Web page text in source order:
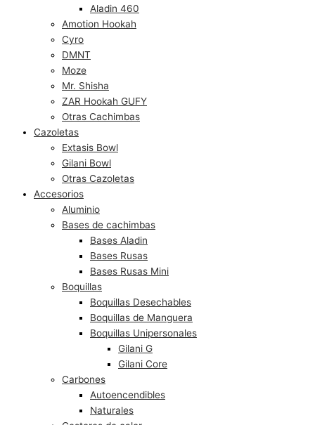
Aladin 460
Amotion Hookah
Cyro
DMNT
Moze
Mr. Shisha
ZAR Hookah GUFY
Otras Cachimbas
Cazoletas
Extasis Bowl
Gilani Bowl
Otras Cazoletas
Accesorios
Aluminio
Bases de cachimbas
Bases Aladin
Bases Rusas
Bases Rusas Mini
Boquillas
Boquillas Desechables
Boquillas de Manguera
Boquillas Unipersonales
Gilani G
Gilani Core
Carbones
Autoencendibles
Naturales